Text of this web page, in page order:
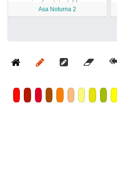
Asa Noturna 2